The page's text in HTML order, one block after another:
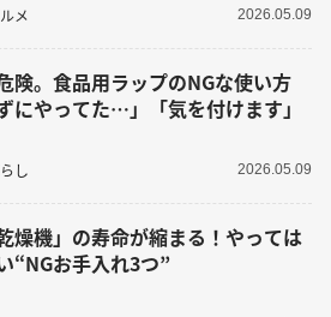
メ 2026.05.09
険。食品用ラップのNGな使い方
にやってた…」「気を付けます」
し 2026.05.09
燥機」の寿命が縮まる！やっては
“NGお手入れ3つ”